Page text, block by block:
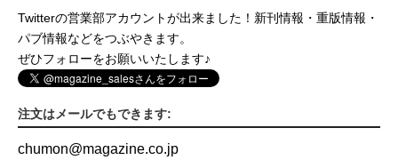
Twitterの営業部アカウントが出来ました！新刊情報・重版情報・
パブ情報などをつぶやきます。
ぜひフォローをお願いいたします♪
注文はメールでもできます:
chumon@magazine.co.jp